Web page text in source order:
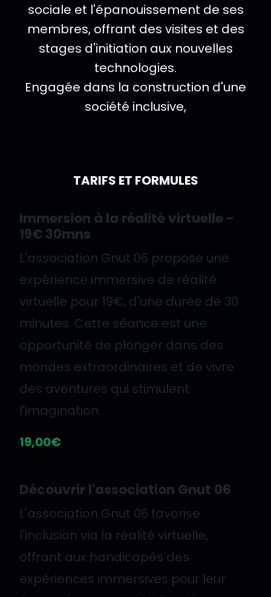
sociale et l'épanouissement de ses
membres, offrant des visites et des
stages d'initiation aux nouvelles
technologies.
Engagée dans la construction d'une
société inclusive,
TARIFS ET FORMULES
Immersion à la réalité virtuelle -
19€ 30mns
L'association Gnut 06 propose une
expérience immersive de réalité
virtuelle pour 19€, d'une durée de 30
minutes. Cette séance est une
opportunité de plonger dans des
mondes extraordinaires et de vivre
des aventures qui stimulent
l'imagination.
19,00€
Découvrir l'association Gnut 06
L'association Gnut 06 favorise
l'inclusion via la réalité virtuelle,
offrant aux handicapés des
expériences immersives pour leur